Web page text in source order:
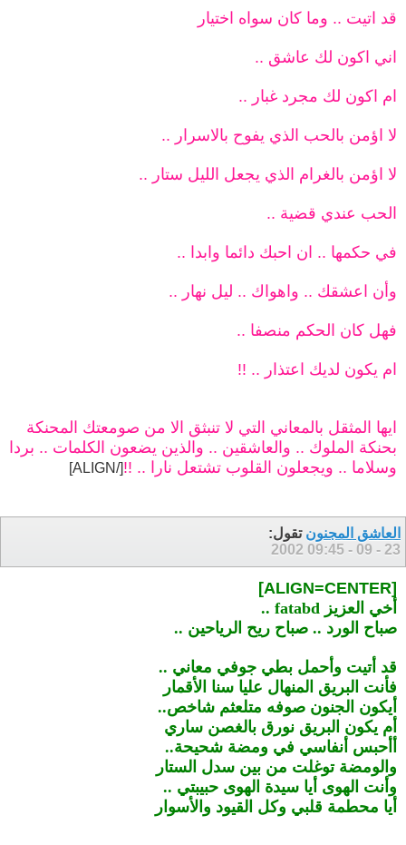
قد اتيت .. وما كان سواه اختيار
اني اكون لك عاشق ..
ام اكون لك مجرد غبار ..
لا اؤمن بالحب الذي يفوح بالاسرار ..
لا اؤمن بالغرام الذي يجعل الليل ستار ..
الحب عندي قضية ..
في حكمها .. ان احبك دائما وابدا ..
وأن اعشقك .. واهواك .. ليل نهار ..
فهل كان الحكم منصفا ..
ام يكون لديك اعتذار .. !!
ايها المثقل بالمعاني التي لا تنبثق الا من صومعتك المحنكة
بحنكة الملوك .. والعاشقين .. والذين يضعون الكلمات .. بردا
وسلاما .. ويجعلون القلوب تشتعل نارا .. !![/ALIGN]
العاشق المجنون تقول:
23 - 09 - 2002
09:45
[ALIGN=CENTER]
أخي العزيز fatabd ..
صباح الورد .. صباح ريح الرياحين ..
قد أتيت وأحمل بطي جوفي معاني ..
فأنت البريق المنهال عليا سنا الأقمار
أيكون الجنون صوفه متلعثم شاخص..
أم يكون البريق نورق بالغصن ساري
أأحبس أنفاسي في ومضة شحيحة..
والومضة توغلت من بين سدل الستار
وأنت الهوى أيا سيدة الهوى حبيبتي ..
أيا محطمة قلبي وكل القيود والأسوار